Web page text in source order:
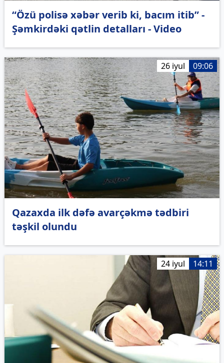
“Özü polisə xəbər verib ki, bacım itib” -
Şəmkirdəki qətlin detalları - Video
26 iyul 09:06
Qazaxda ilk dəfə avarçəkmə tədbiri
təşkil olundu
24 iyul 14:11